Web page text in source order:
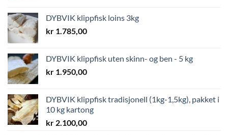
DYBVIK klippfisk loins 3kg
kr 1.785,00
DYBVIK klippfisk uten skinn- og ben - 5 kg
kr 1.950,00
DYBVIK klippfisk tradisjonell (1kg-1,5kg), pakket i
10 kg kartong
kr 2.100,00